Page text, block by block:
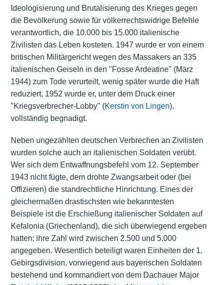
Ideologisierung und Brutalisierung des Krieges gegen
die Bevölkerung sowie für völkerrechtswidrige Befehle
verantwortlich, die 10.000 bis 15.000 italienische
Zivilisten das Leben kosteten. 1947 wurde er von einem
britischen Militärgericht wegen des Massakers an 335
italienischen Geiseln in den "Fosse Ardeatine" (März
1944) zum Tode verurteilt, wenig später wurde die Haft
reduziert, 1952 wurde er, unter dem Druck einer
"Kriegsverbrecher-Lobby" (Kerstin von Lingen),
vollständig begnadigt.
Neben ungezählten deutschen Verbrechen an Zivilisten
wurden solche auch an italienischen Soldaten verübt.
Wer sich dem Entwaffnungsbefehl vom 12. September
1943 nicht fügte, dem drohte Zwangsarbeit oder (bei
Offizieren) die standrechtliche Hinrichtung. Eines der
gleichermaßen drastischsten wie bekanntesten
Beispiele ist die Erschießung italienischer Soldaten auf
Kefalonia (Griechenland), die sich überwiegend ergeben
hatten; ihre Zahl wird zwischen 2.500 und 5.000
angegeben. Wesentlich beteiligt waren Einheiten der 1.
Gebirgsdivision, vorwiegend aus bayerischen Soldaten
bestehend und kommandiert von dem Dachauer Major